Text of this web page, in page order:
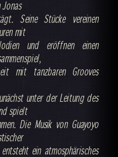
Seine Stücke vereinen
mit
und eröffnen einen
mit tanzbaren Grooves
unter der Leitung des
spielt
Die Musik von Guayoyo
ein atmosphärisches